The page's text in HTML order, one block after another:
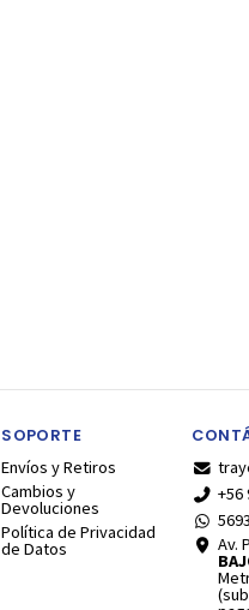
SOPORTE
Envíos y Retiros
Cambios y
Devoluciones
Política de Privacidad
de Datos
+56
Av.